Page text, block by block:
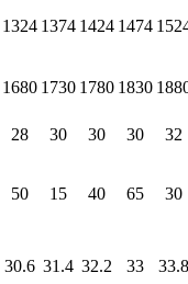
1324 1374 1424 1474
1680 1730 1780 1830
28 30 30 30
32
50 15 40 65 30
30.6 31.4 32.2 33 33.8